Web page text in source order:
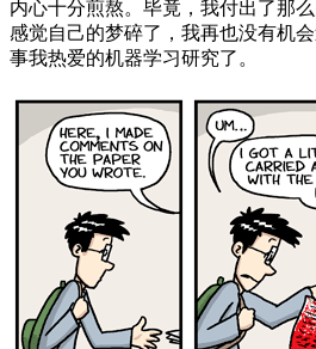
内心十分煎熬。毕竟，我付出了那
感觉自己的梦碎了，我再也没有机
事我热爱的机器学习研究了。